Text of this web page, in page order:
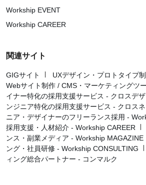
Workship EVENT
Workship CAREER
関連サイト
GIGサイト
UXデザイン・プロトタイプ
Webサイト制作 / CMS・マーケティングツ
イナー特化の採用支援サービス - クロスデ
ンジニア特化の採用支援サービス - クロス
ニア・デザイナーのフリーランス採用 -
採用支援・人材紹介 - Workship CAREER
ンス・副業メディア - Workship MAGAZINE
ング・社員研修 - Workship CONSULTING
ィング総合パートナー - コンマルク